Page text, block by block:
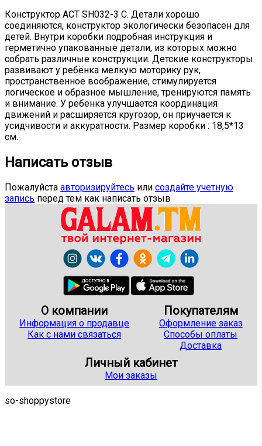
Конструктор ACT SH032-3 С. Детали хорошо
соединяются, конструктор экологически безопасен для
детей. Внутри коробки подробная инструкция и
герметично упакованные детали, из которых можно
собрать различные конструкции. Детские конструкторы
развивают у ребёнка мелкую моторику рук,
пространственное воображение, стимулируется
логическое и образное мышление, тренируются память
и внимание. У ребенка улучшается координация
движений и расширяется кругозор, он приучается к
усидчивости и аккуратности. Размер коробки : 18,5*13
см.
Написать отзыв
Пожалуйста авторизируйтесь или создайте учетную
запись перед тем как написать отзыв
О компании
Информация о продавце
Как с нами связаться
Покупателям
Оформление заказ
Способы оплаты
Доставка
Личный кабинет
Мои заказы
so-shoppystore